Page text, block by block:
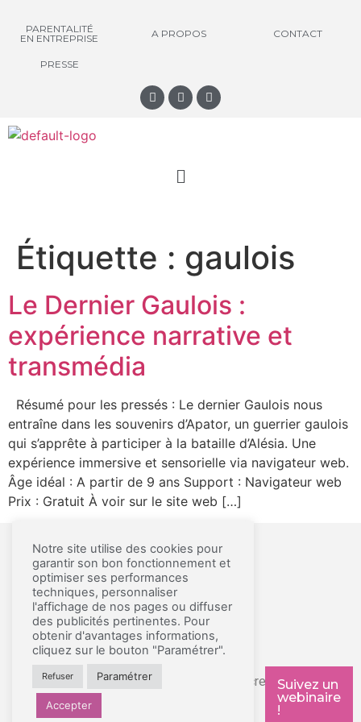
PARENTALITÉ
EN ENTREPRISE
A PROPOS CONTACT
PRESSE
Suivez un
webinaire
!
Étiquette : gaulois
Le Dernier Gaulois :
expérience narrative et
transmédia
Résumé pour les pressés : Le dernier Gaulois nous
entraîne dans les souvenirs d’Apator, un guerrier gaulois
qui s’apprête à participer à la bataille d’Alésia. Une
expérience immersive et sensorielle via navigateur web.
Âge idéal : A partir de 9 ans Support : Navigateur web
Prix : Gratuit À voir sur le site web […]
MENTIONS LÉGALES ET CGU
A PROPOS
CONTACT
PRESSE
© Copyright – La Souris Grise – Screenkids
Notre site utilise des cookies pour
garantir son bon fonctionnement et
optimiser ses performances
techniques, personnaliser
l'affichage de nos pages ou diffuser
des publicités pertinentes. Pour
obtenir d'avantages informations,
cliquez sur le bouton "Paramétrer".
Refuser Paramétrer
Accepter